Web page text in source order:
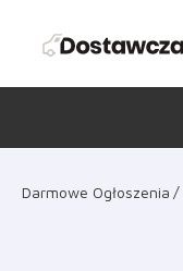
Darmowe Ogłoszenia